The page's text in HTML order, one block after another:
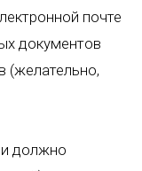
почте
документов
(желательно,
должно